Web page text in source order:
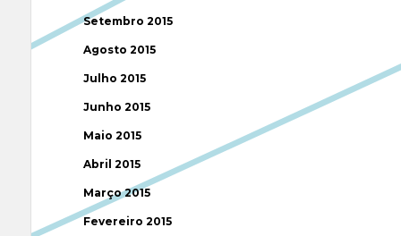
Setembro 2015
Agosto 2015
Julho 2015
Junho 2015
Maio 2015
Abril 2015
Março 2015
Fevereiro 2015